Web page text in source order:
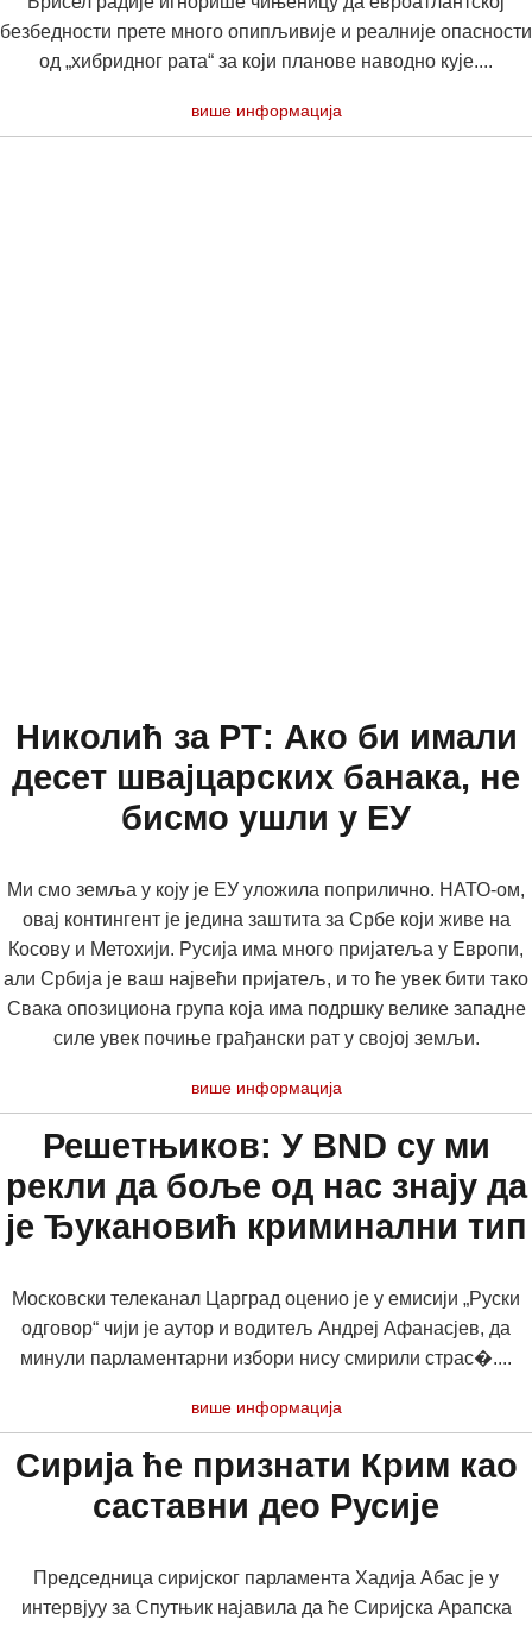
безбедности прете много опипљивије и реалније опасности
од „хибридног рата“ за који планове наводно кује....
више информација
Николић за РТ: Ако би имали
десет швајцарских банака, не
бисмо ушли у ЕУ
Ми смо земља у коју је ЕУ уложила поприлично. НАТО-ом,
овај контингент је једина заштита за Србе који живе на
Косову и Метохији. Русија има много пријатеља у Европи,
али Србија је ваш највећи пријатељ, и то ће увек бити тако
Свака опозициона група која има подршку велике западне
силе увек почиње грађански рат у својој земљи.
више информација
Решетњиков: У BND су ми
рекли да боље од нас знају да
је Ђукановић криминални тип
Московски телеканал Царград оценио је у емисији „Руски
одговор“ чији је аутор и водитељ Андреј Афанасјев, да
минули парламентарни избори нису смирили страс�....
више информација
Сирија ће признати Крим као
саставни део Русије
Председница сиријског парламента Хадија Абас је у
интервјуу за Спутњик најавила да ће Сиријска Арапска